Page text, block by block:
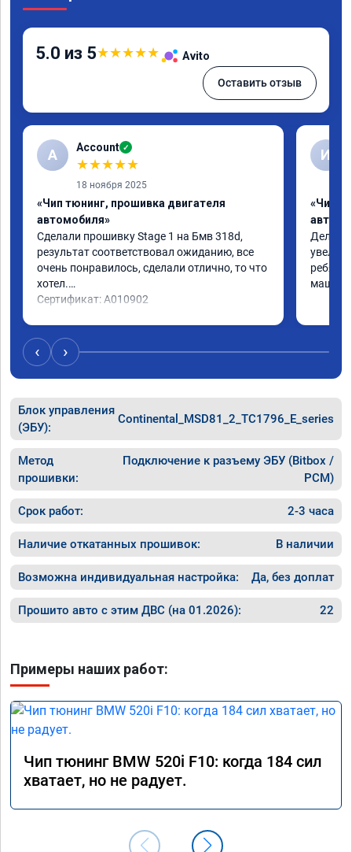
5.0 из 5★★★★★ Avito
Оставить отзыв
A Account ✓
★★★★★
18 ноября 2025
«Чип тюнинг, прошивка двигателя
автомобиля»
Сделали прошивку Stage 1 на Бмв 318d,
результат соответствовал ожиданию, все
очень понравилось, сделали отлично, то что
хотел.
Сертификат: A010902
И
«Чип
Делали
ребята
машина
‹ ›
Блок управления
(ЭБУ):
Continental_MSD81_2_TC1796_E_series
Метод
прошивки:
Подключение к разъему ЭБУ (Bitbox /
PCM)
Срок работ: 2-3 часа
Наличие откатанных прошивок: В наличии
Возможна индивидуальная настройка: Да, без доплат
Прошито авто с этим ДВС (на 01.2026): 22
Примеры наших работ:
Чип тюнинг BMW 520i F10: когда 184 сил
хватает, но не радует.